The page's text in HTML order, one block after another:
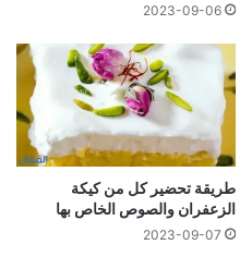
2023-09-06
طريقة تحضير كل من كيكة
الزعفران والصوص الخاص بها
2023-09-07